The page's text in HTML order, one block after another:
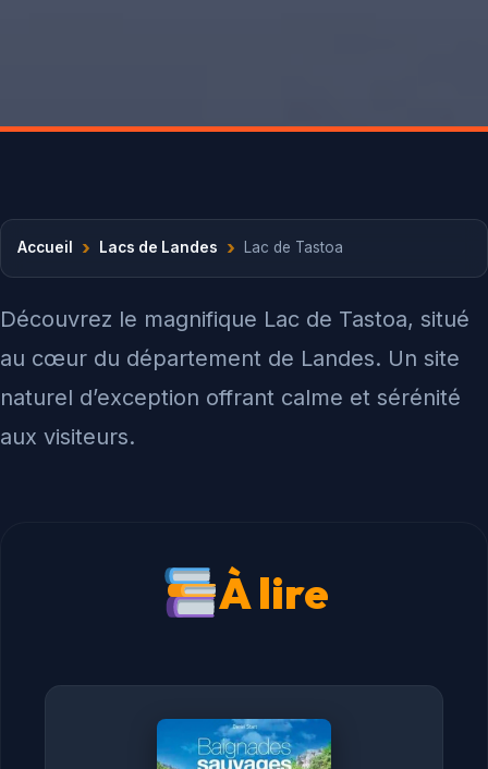
Accueil › Lacs de Landes › Lac de Tastoa
Découvrez le magnifique Lac de Tastoa, situé
au cœur du département de Landes. Un site
naturel d’exception offrant calme et sérénité
aux visiteurs.
À lire